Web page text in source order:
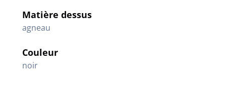
Matière dessus
agneau
Couleur
noir